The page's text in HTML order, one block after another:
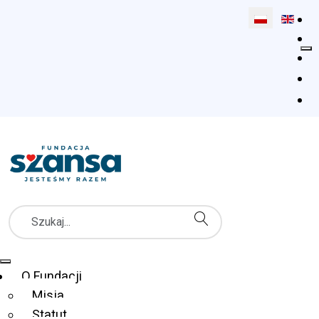
Wybierz
Szukaj
Menu Główne
O Fundacji
Misja
Statut